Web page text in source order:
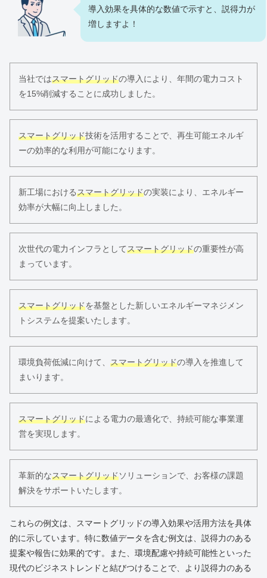
導入効果を具体的な数値で示すと、説得力が
増しますよ！
当社ではスマートグリッドの導入により、年間の電力コスト
を15%削減することに成功しました。
スマートグリッド技術を活用することで、再生可能エネルギ
ーの効率的な利用が可能になります。
新工場におけるスマートグリッドの実装により、エネルギー
効率が大幅に向上しました。
次世代の電力インフラとしてスマートグリッドの重要性が高
まっています。
スマートグリッドを基盤とした新しいエネルギーマネジメン
トシステムを提案いたします。
環境負荷低減に向けて、 スマートグリッドの導入を推進して
まいります。
スマートグリッドによる電力の最適化で、持続可能な事業運
営を実現します。
革新的なスマートグリッドソリューションで、お客様の課題
解決をサポートいたします。
これらの例文は、スマートグリッドの導入効果や活用方法を具体
的に示しています。特に数値データを含む例文は、説得力のある
提案や報告に効果的です。また、環境配慮や持続可能性といった
現代のビジネストレンドと結びつけることで、より説得力のある